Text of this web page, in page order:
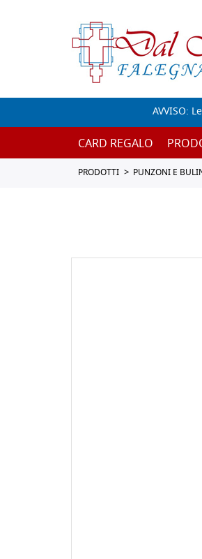
AVVISO:
CARD REGALO
PRODOTTI PUNZONI E